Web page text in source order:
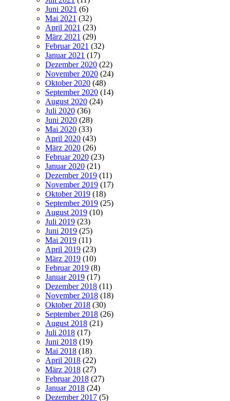
Juni 2021 (6)
Mai 2021 (32)
April 2021 (23)
März 2021 (29)
Februar 2021 (32)
Januar 2021 (17)
Dezember 2020 (22)
November 2020 (24)
Oktober 2020 (48)
September 2020 (14)
August 2020 (24)
Juli 2020 (36)
Juni 2020 (28)
Mai 2020 (33)
April 2020 (43)
März 2020 (26)
Februar 2020 (23)
Januar 2020 (21)
Dezember 2019 (11)
November 2019 (17)
Oktober 2019 (18)
September 2019 (25)
August 2019 (10)
Juli 2019 (23)
Juni 2019 (25)
Mai 2019 (11)
April 2019 (23)
März 2019 (10)
Februar 2019 (8)
Januar 2019 (17)
Dezember 2018 (11)
November 2018 (18)
Oktober 2018 (30)
September 2018 (26)
August 2018 (21)
Juli 2018 (17)
Juni 2018 (19)
Mai 2018 (18)
April 2018 (22)
März 2018 (27)
Februar 2018 (27)
Januar 2018 (24)
Dezember 2017 (5)